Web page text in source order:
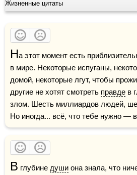
Жизненные цитаты
На этот момент есть
в мире. Некоторые испуганы,
домой, некоторые лгут, чтобы
другие не хотят смотреть правде в
злом. Шесть миллиардов людей,
Но иногда... всё, что тебе нужно —
В глубине души она знала, что